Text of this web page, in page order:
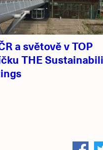
a světově v TOP
THE